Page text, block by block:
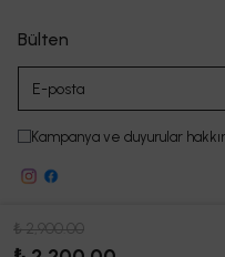
₺ 2,900.00
Bülten
Kampanya ve duyurular